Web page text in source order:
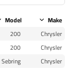
Make
Model
Chrysler
200
Chrysler
200
Chrysler
Sebring